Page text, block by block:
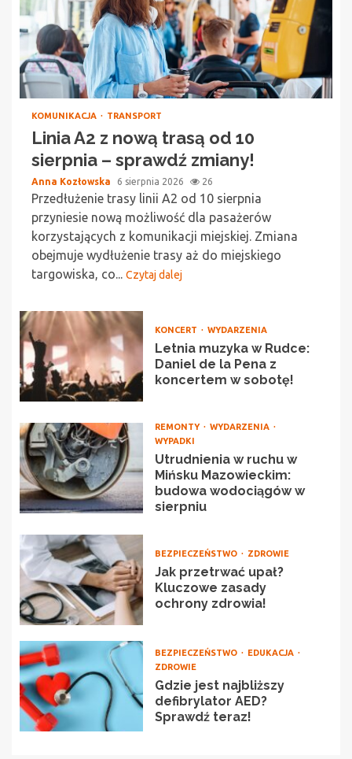
KOMUNIKACJA TRANSPORT
Linia A2 z nową trasą od 10
sierpnia – sprawdź zmiany!
Anna Kozłowska 6 sierpnia 2026 26
Przedłużenie trasy linii A2 od 10 sierpnia
przyniesie nową możliwość dla pasażerów
korzystających z komunikacji miejskiej. Zmiana
obejmuje wydłużenie trasy aż do miejskiego
targowiska, co... Czytaj dalej
KONCERT WYDARZENIA
Letnia muzyka w Rudce:
Daniel de la Pena z
koncertem w sobotę!
REMONTY
WYDARZENIA
WYPADKI
Utrudnienia w ruchu w
Mińsku Mazowieckim:
budowa wodociągów w
sierpniu
BEZPIECZEŃSTWO ZDROWIE
Jak przetrwać upał?
Kluczowe zasady
ochrony zdrowia!
BEZPIECZEŃSTWO
EDUKACJA
ZDROWIE
Gdzie jest najbliższy
defibrylator AED?
Sprawdź teraz!